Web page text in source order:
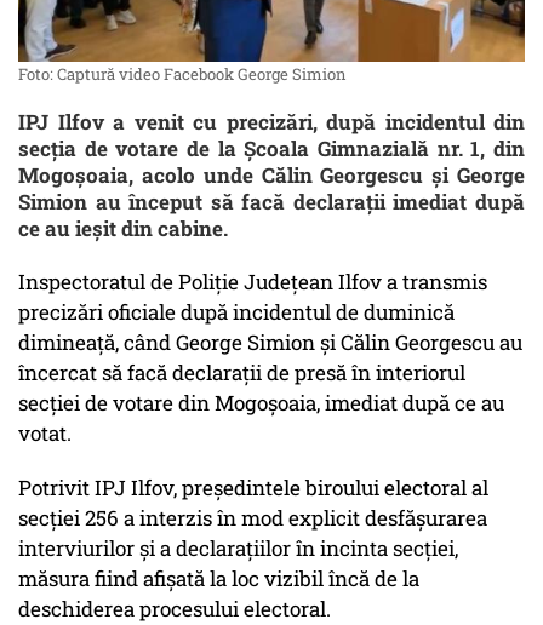
Foto: Captură video Facebook George Simion
IPJ Ilfov a venit cu precizări, după incidentul din
secția de votare de la Școala Gimnazială nr. 1, din
Mogoșoaia, acolo unde Călin Georgescu și George
Simion au început să facă declarații imediat după
ce au ieșit din cabine.
Inspectoratul de Poliție Județean Ilfov a transmis
precizări oficiale după incidentul de duminică
dimineață, când George Simion și Călin Georgescu au
încercat să facă declarații de presă în interiorul
secției de votare din Mogoșoaia, imediat după ce au
votat.
Potrivit IPJ Ilfov, președintele biroului electoral al
secției 256 a interzis în mod explicit desfășurarea
interviurilor și a declarațiilor în incinta secției,
măsura fiind afișată la loc vizibil încă de la
deschiderea procesului electoral.